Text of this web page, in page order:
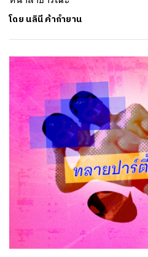
โดย นลินี ค้ากำยาน